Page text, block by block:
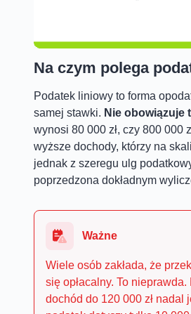
Na czym polega
Podatek liniowy to forma
samej stawki. Nie obowiązuje
wynosi 80 000 zł, czy 800 000
wyższe dochody, którzy na
jednak z szeregu ulg
poprzedzona dokładnym
Ważne
Wiele osób zakłada, że
się opłacalny. To
dochód do 120 000 zł nadal